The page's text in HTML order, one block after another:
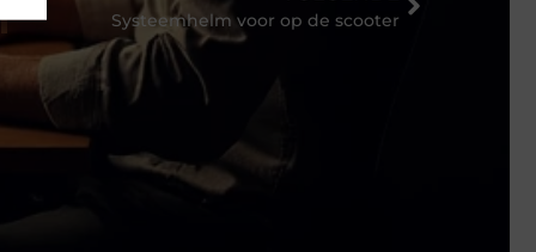
Systeemhelm voor op de scooter